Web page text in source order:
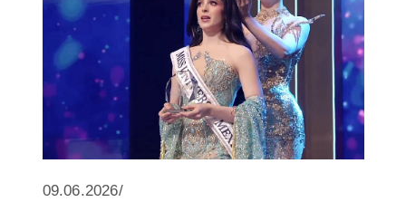
09.06.2026/